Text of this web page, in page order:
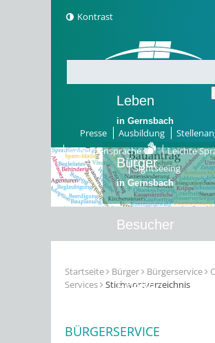
Kontrast
Presse Ausbildung
Gebärdensprache
Leichte
Sightseeing
Leben
in Gernsbach
Bürger
in Gernsbach
Besucher
Erleben
Startseite Bürger Bürgerservice
Services
Stichwortverzeichnis
BÜRGERSERVICE